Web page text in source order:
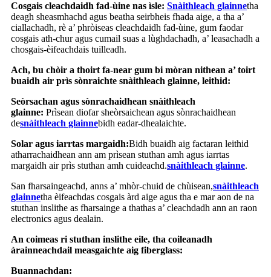
Cosgais cleachdaidh fad-ùine nas ìsle: Snàithleach glainnetha
deagh sheasmhachd agus beatha seirbheis fhada aige, a tha a’
ciallachadh, rè a’ phròiseas cleachdaidh fad-ùine, gum faodar
cosgais ath-chur agus cumail suas a lùghdachadh, a’ leasachadh a
chosgais-èifeachdais tuilleadh.
Ach, bu chòir a thoirt fa-near gum bi mòran nithean a’ toirt
buaidh air prìs sònraichte snàithleach glainne, leithid:
Seòrsachan agus sònrachaidhean snàithleach
glainne: Prìsean diofar sheòrsaichean agus sònrachaidhean
desnàithleach glainnebidh eadar-dhealaichte.
Solar agus iarrtas margaidh:Bidh buaidh aig factaran leithid
atharrachaidhean ann am prìsean stuthan amh agus iarrtas
margaidh air prìs stuthan amh cuideachd.snàithleach glainne.
San fharsaingeachd, anns a’ mhòr-chuid de chùisean,snàithleach
glainnetha èifeachdas cosgais àrd aige agus tha e mar aon de na
stuthan inslithe as fharsainge a thathas a’ cleachdadh ann an raon
electronics agus dealain.
An coimeas ri stuthan inslithe eile, tha coileanadh
àrainneachdail measgaichte aig fiberglass:
Buannachdan: